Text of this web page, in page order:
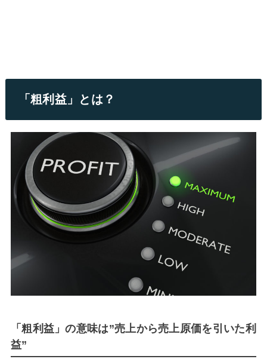
「粗利益」とは？
「粗利益」の意味は”売上から売上原価を引いた利
益”